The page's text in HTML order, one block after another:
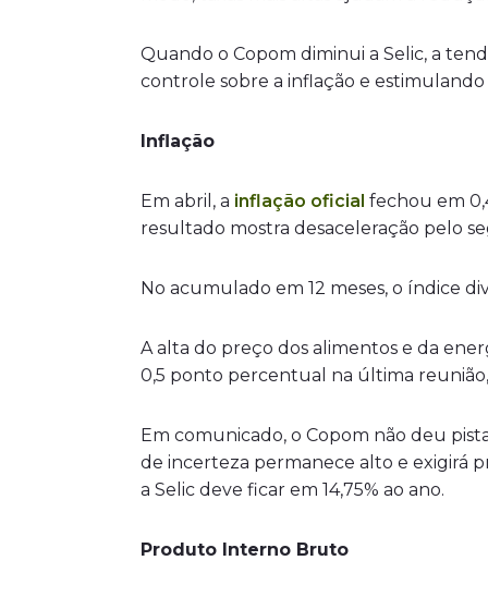
Quando o Copom diminui a Selic, a
controle sobre a inflação e estimulando
Inflação
Em abril, a inflação oficial fechou em
resultado mostra desaceleração pelo
No acumulado em 12 meses, o índice
A alta do preço dos alimentos e da
0,5 ponto percentual na última
Em comunicado, o Copom não deu
de incerteza permanece alto e exigirá
a Selic deve ficar em 14,75% ao ano.
Produto Interno Bruto